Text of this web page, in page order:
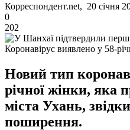
Корреспондент.net, 20 січня
0
202
Коронавірус виявлено у 58-
Новий тип
річної жінки, яка
міста Ухань,
поширення.